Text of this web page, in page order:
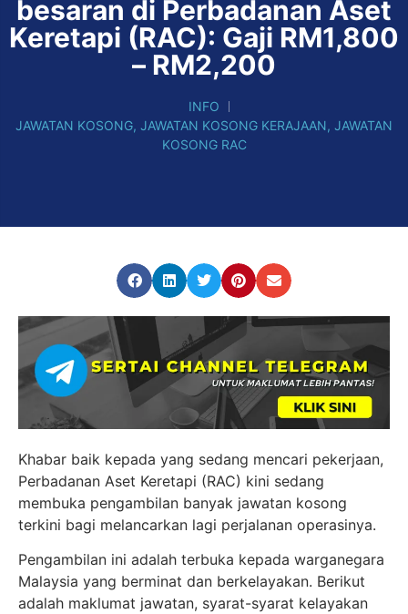
besaran di Perbadanan Aset
Keretapi (RAC): Gaji RM1,800
– RM2,200
INFO
JAWATAN KOSONG, JAWATAN KOSONG KERAJAAN, JAWATAN
KOSONG RAC
Khabar baik kepada yang sedang mencari pekerjaan,
Perbadanan Aset Keretapi (RAC) kini sedang
membuka pengambilan banyak jawatan kosong
terkini bagi melancarkan lagi perjalanan operasinya.
Pengambilan ini adalah terbuka kepada warganegara
Malaysia yang berminat dan berkelayakan. Berikut
adalah maklumat jawatan, syarat-syarat kelayakan